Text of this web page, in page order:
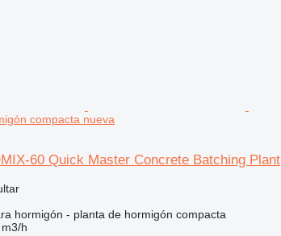
compacta nueva
60 Quick Master Concrete Batching Plant
hormigón - planta de hormigón compacta
h